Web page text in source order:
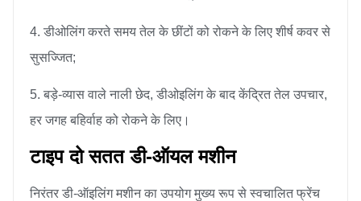
4. डीओलिंग करते समय तेल के छींटों को रोकने के लिए शीर्ष कवर से
सुसज्जित;
5. बड़े-व्यास वाले नाली छेद, डीओइलिंग के बाद केंद्रित तेल उपचार,
हर जगह बहिर्वाह को रोकने के लिए।
टाइप दो सतत डी-ऑयल मशीन
निरंतर डी-ऑइलिंग मशीन का उपयोग मुख्य रूप से स्वचालित फ्रेंच